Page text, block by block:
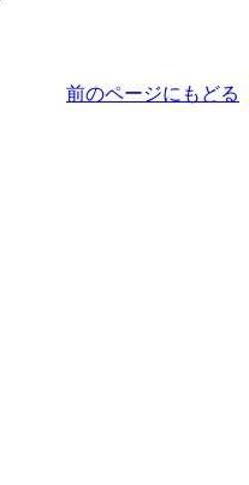
前のページにもどる